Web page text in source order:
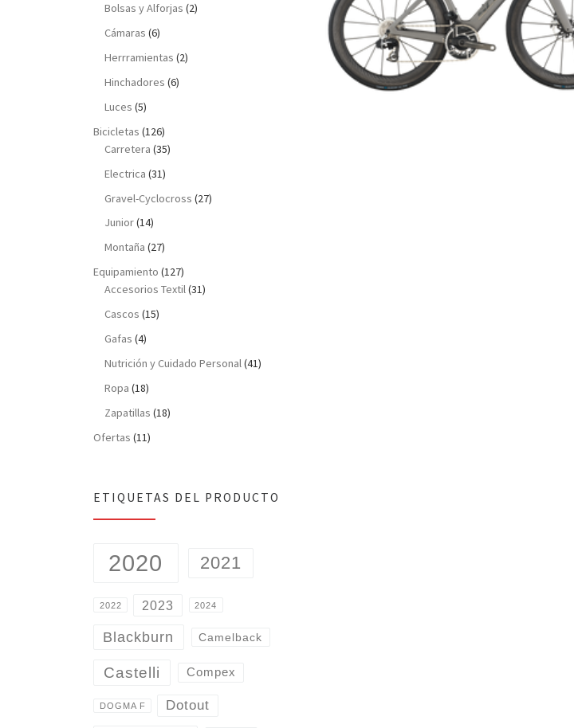
Bolsas y Alforjas (2)
Cámaras (6)
Herrramientas (2)
Hinchadores (6)
Luces (5)
Bicicletas (126)
Carretera (35)
Electrica (31)
Gravel-Cyclocross (27)
Junior(14)
Montaña (27)
Equipamiento (127)
Accesorios Textil(31)
Cascos (15)
Gafas (4)
Nutrición y Cuidado Personal(41)
Ropa (18)
Zapatillas (18)
Ofertas (11)
ETIQUETAS DEL PRODUCTO
2020 2021
2022 2023 2024
Blackburn Camelback
Castelli Compex
DOGMA F Dotout